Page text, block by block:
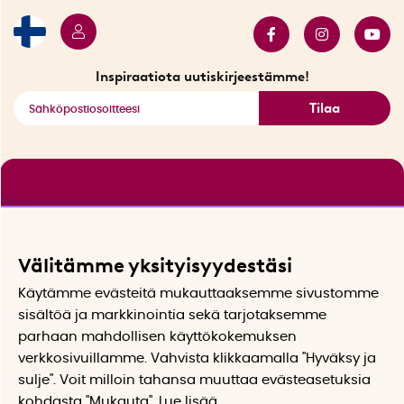
Inspiraatiota uutiskirjeestämme!
Tilaa
Välitämme yksityisyydestäsi
Käytämme evästeitä mukauttaaksemme sivustomme
sisältöä ja markkinointia sekä tarjotaksemme
parhaan mahdollisen käyttökokemuksen
verkkosivuillamme. Vahvista klikkaamalla "Hyväksy ja
sulje". Voit milloin tahansa muuttaa evästeasetuksia
kohdasta "Mukauta". Lue lisää